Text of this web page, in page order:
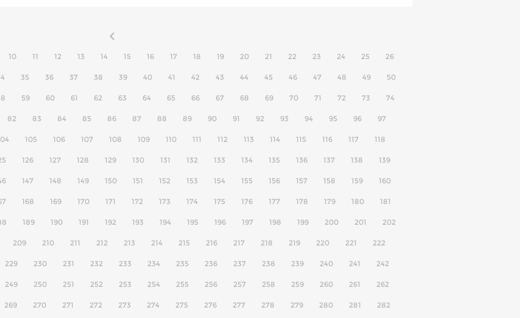
10 11 12 13 14 15 16 17 18 19 20 21 22 23 24 25 26
35 36 37 38 39 40 41 42 43 44 45 46 47 48 49 50
59 60 61 62 63 64 65 66 67 68 69 70 71 72 73 74
82 83 84 85 86 87 88 89 90 91 92 93 94 95 96 97
105 106 107 108 109 110 111 112 113 114 115 116 117 118
126 127 128 129 130 131 132 133 134 135 136 137 138 139
147 148 149 150 151 152 153 154 155 156 157 158 159 160
168 169 170 171 172 173 174 175 176 177 178 179 180 181
189 190 191 192 193 194 195 196 197 198 199 200 201 202
209 210 211 212 213 214 215 216 217 218 219 220 221 222
229 230 231 232 233 234 235 236 237 238 239 240 241 242
249 250 251 252 253 254 255 256 257 258 259 260 261 262
269 270 271 272 273 274 275 276 277 278 279 280 281 282